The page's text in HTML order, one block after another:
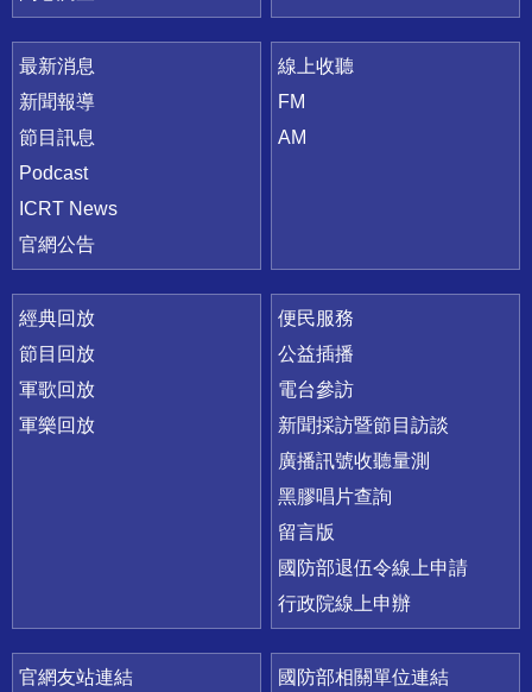
最新消息
新聞報導
節目訊息
Podcast
ICRT News
官網公告
線上收聽
FM
AM
經典回放
節目回放
軍歌回放
軍樂回放
便民服務
公益插播
電台參訪
新聞採訪暨節目訪談
廣播訊號收聽量測
黑膠唱片查詢
留言版
國防部退伍令線上申請
行政院線上申辦
官網友站連結
國防部相關單位連結